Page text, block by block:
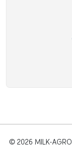
© 2026 MILK-AGRO